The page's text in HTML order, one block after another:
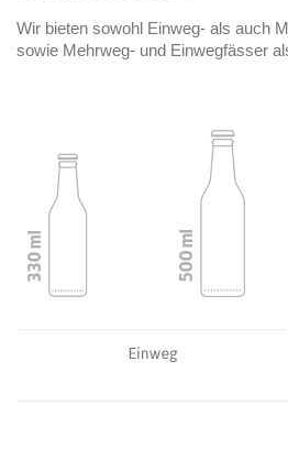
Wir bieten sowohl Einweg- als auch
sowie Mehrweg- und Einwegfässer